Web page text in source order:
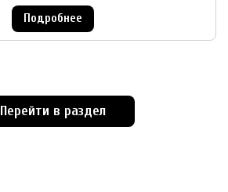
Подробнее
Перейти в раздел